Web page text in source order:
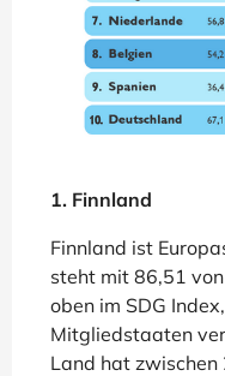
1. Finnland
Finnland ist
steht mit 86,51
oben im SDG
Mitgliedstaaten
Land hat